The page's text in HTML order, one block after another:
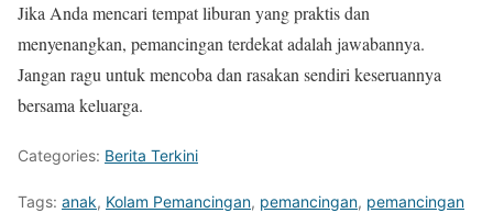
Jika Anda mencari tempat liburan yang praktis dan
menyenangkan, pemancingan terdekat adalah jawabannya.
Jangan ragu untuk mencoba dan rasakan sendiri keseruannya
bersama keluarga.
Categories: Berita Terkini
Tags: anak, Kolam Pemancingan, pemancingan, pemancingan